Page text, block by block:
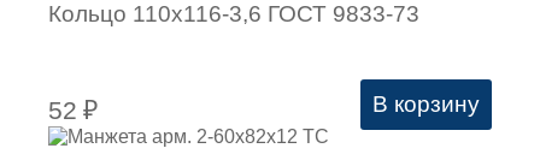
Кольцо 110х116-3,6 ГОСТ 9833-73
52 ₽ В корзину